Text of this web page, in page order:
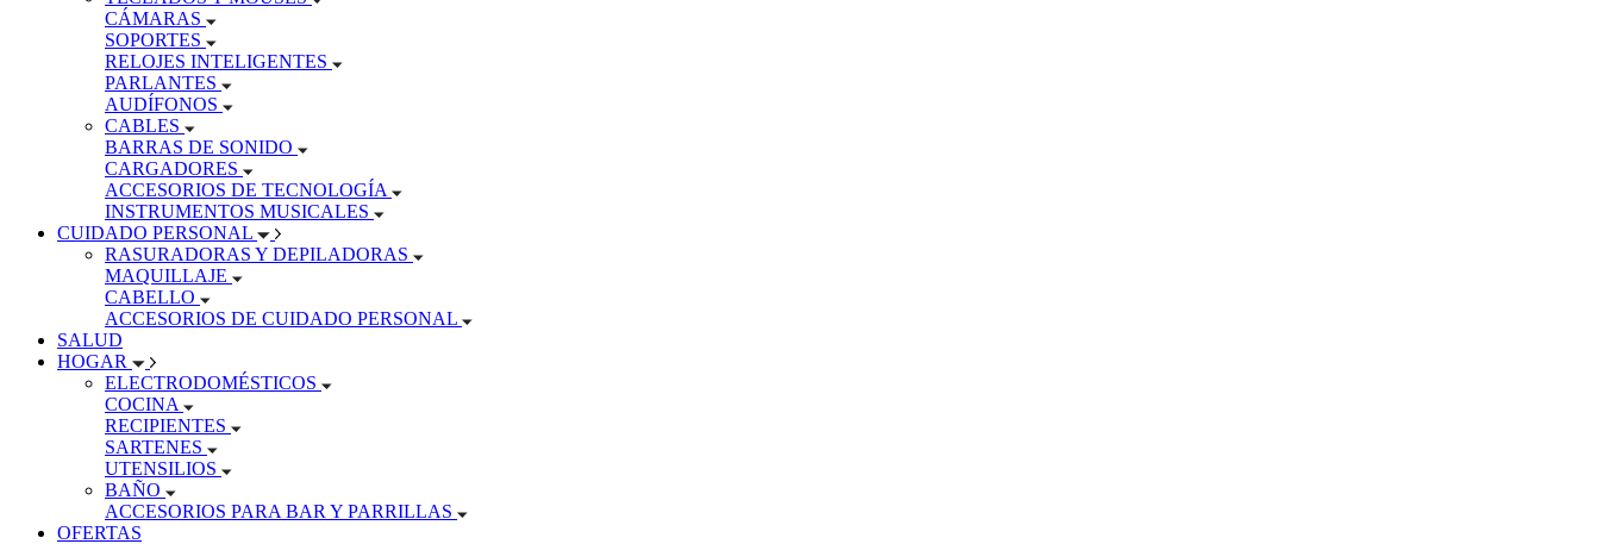
CÁMARAS
SOPORTES
RELOJES INTELIGENTES
PARLANTES
AUDÍFONOS
CABLES
BARRAS DE SONIDO
CARGADORES
ACCESORIOS DE TECNOLOGÍA
INSTRUMENTOS MUSICALES
CUIDADO PERSONAL
RASURADORAS Y DEPILADORAS
MAQUILLAJE
CABELLO
ACCESORIOS DE CUIDADO PERSONAL
SALUD
HOGAR
ELECTRODOMÉSTICOS
COCINA
RECIPIENTES
SARTENES
UTENSILIOS
BAÑO
ACCESORIOS PARA BAR Y PARRILLAS
OFERTAS